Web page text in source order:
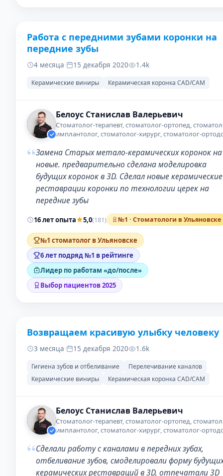
ДО
Работа с передними зубами коронки на
передние зубы
4 месяца· 15 декабря 2020 1.4k
Керамические виниры Керамическая коронка CAD/CAM
Белоус Станислав Валерьевич
Стоматолог-терапевт, стоматолог-ортопед,
имплантолог, стоматолог-хирург, стоматолог-
“Замена Старых метало-керамических коронок на
новые. предварительно сделана моделировка
будущих коронок в 3D. Сделал новые керамические
реставрации коронки по технологии церек на
передние зубы
16 лет опыта 5,0(181) №1 · Стоматологи в Ульяновске
№1 стоматолог в Ульяновске
6 лет подряд №1 в рейтинге
Лидер по работам «до/после»
Выбор пациентов 2025
ДО
Возвращаем красивую улыбку человеку
3 месяца· 15 декабря 2020 1.6k
Гигиена зубов и отбеливание
Перелечивание каналов
Керамические виниры
Керамическая коронка CAD/CAM
Белоус Станислав Валерьевич
Стоматолог-терапевт, стоматолог-ортопед,
имплантолог, стоматолог-хирург, стоматолог-
“Сделали работу с каналами в передних зубах,
отбеливание зубов, смоделировали форму
керамических реставраций в 3D, отпечатали 3D